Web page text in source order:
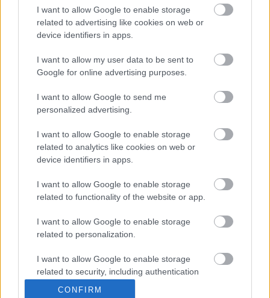
I want to allow Google to enable storage
related to advertising like cookies on web or
device identifiers in apps.
I want to allow my user data to be sent to
Google for online advertising purposes.
I want to allow Google to send me
personalized advertising.
I want to allow Google to enable storage
related to analytics like cookies on web or
device identifiers in apps.
I want to allow Google to enable storage
related to functionality of the website or app.
I want to allow Google to enable storage
related to personalization.
I want to allow Google to enable storage
related to security, including authentication
CONFIRM
Paks II.: Mit jelent az 5. blokk új
mérföldköve a felülvizsgálat
árnyékában?
Fontos a postaládákba költöző
széncinegék védelme
Amire többmillióan vártunk: szombattól
másodfokúra csökken a riasztás
KIEMELT